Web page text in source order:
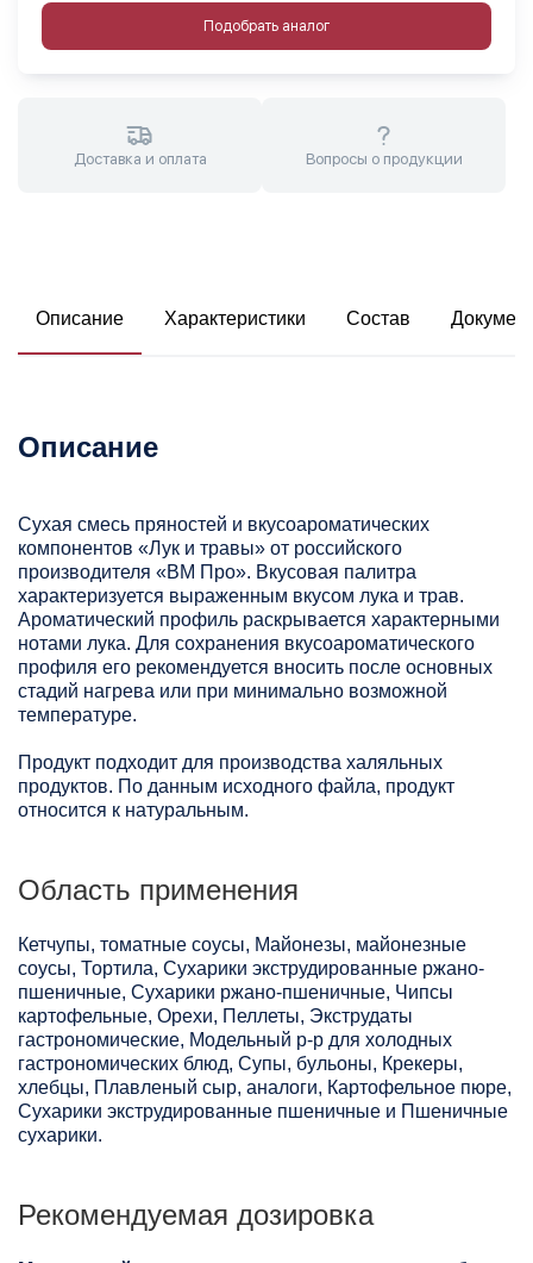
Подобрать аналог
Доставка и оплата Вопросы о продукции
Описание Характеристики Состав
Описание
Сухая смесь пряностей и вкусоароматических
компонентов «Лук и травы» от российского
производителя «ВМ Про». Вкусовая палитра
характеризуется выраженным вкусом лука и трав.
Ароматический профиль раскрывается характерными
нотами лука. Для сохранения вкусоароматического
профиля его рекомендуется вносить после основных
стадий нагрева или при минимально возможной
температуре.
Продукт подходит для производства халяльных
продуктов. По данным исходного файла, продукт
относится к натуральным.
Область применения
Кетчупы, томатные соусы, Майонезы, майонезные
соусы, Тортила, Сухарики экструдированные ржано-
пшеничные, Сухарики ржано-пшеничные, Чипсы
картофельные, Орехи, Пеллеты, Экструдаты
гастрономические, Модельный р-р для холодных
гастрономических блюд, Супы, бульоны, Крекеры,
хлебцы, Плавленый сыр, аналоги, Картофельное пюре,
Сухарики экструдированные пшеничные и Пшеничные
сухарики.
Рекомендуемая дозировка